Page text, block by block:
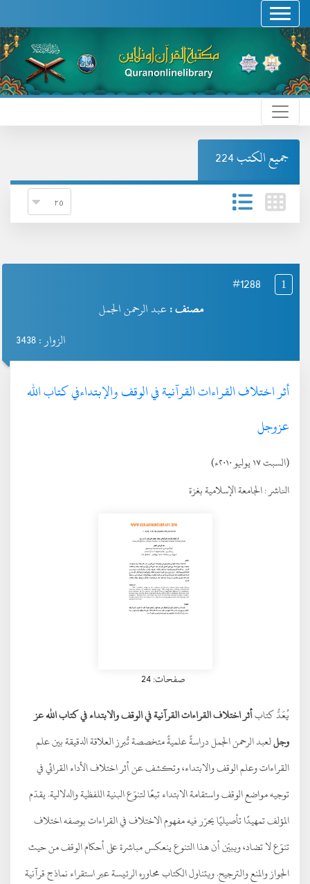
جميع الكتب 224
1
#1288
مصنف :عبد الرحمن الجمل
الزوار : 3438
أثر اختلاف القراءات القرآنية في الوقف والإبتداءفي كتاب الله
عزوجل
(السبت ١٧ يوليو ٢٠١٠ء)
الناشر :الجامعة الإسلامية بغزة
صفحات: 24
يُعَدُّ كتابأثر اختلاف القراءات القرآنية في الوقف والابتداء في كتاب الله عز
وجللعبد الرحمن الجمل دراسةً علميةً متخصصة تُبرز العلاقة الدقيقة بين علم
القراءات وعلم الوقف والابتداء، وتكشف عن أثر اختلاف الأداء القرائي في
توجيه مواضع الوقف واستقامة الابتداء تبعًا لتنوّع البنية اللفظية والدلالية. يقدّم
المؤلف تمهيدًا تأصيليًا يحرّر فيه مفهوم الاختلاف في القراءات بوصفه اختلاف
تنوّع لا تضاد، ويبيّن أن هذا التنوع ينعكس مباشرة على أحكام الوقف من حيث
الجواز والمنع والترجيح. ويتناول الكتاب محاوره الرئيسة عبر استقراء نماذج قرآنية